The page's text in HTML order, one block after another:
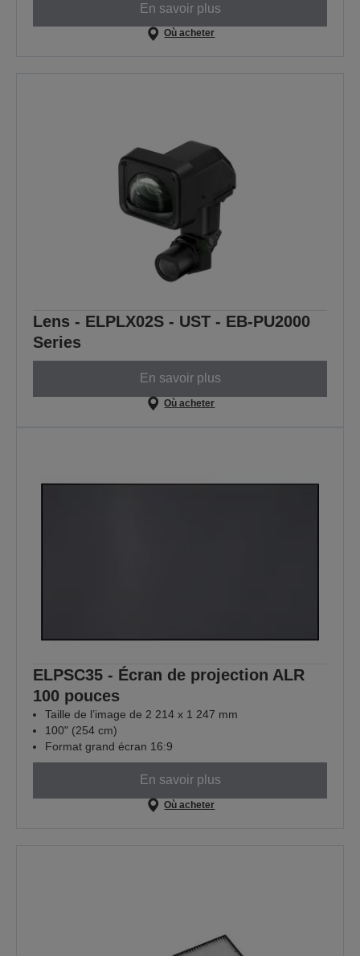
En savoir plus
Où acheter
Lens - ELPLX02S - UST - EB-PU2000
Series
En savoir plus
Où acheter
ELPSC35 - Écran de projection ALR
100 pouces
Taille de l’image de 2 214 x 1 247 mm
100" (254 cm)
Format grand écran 16:9
En savoir plus
Où acheter